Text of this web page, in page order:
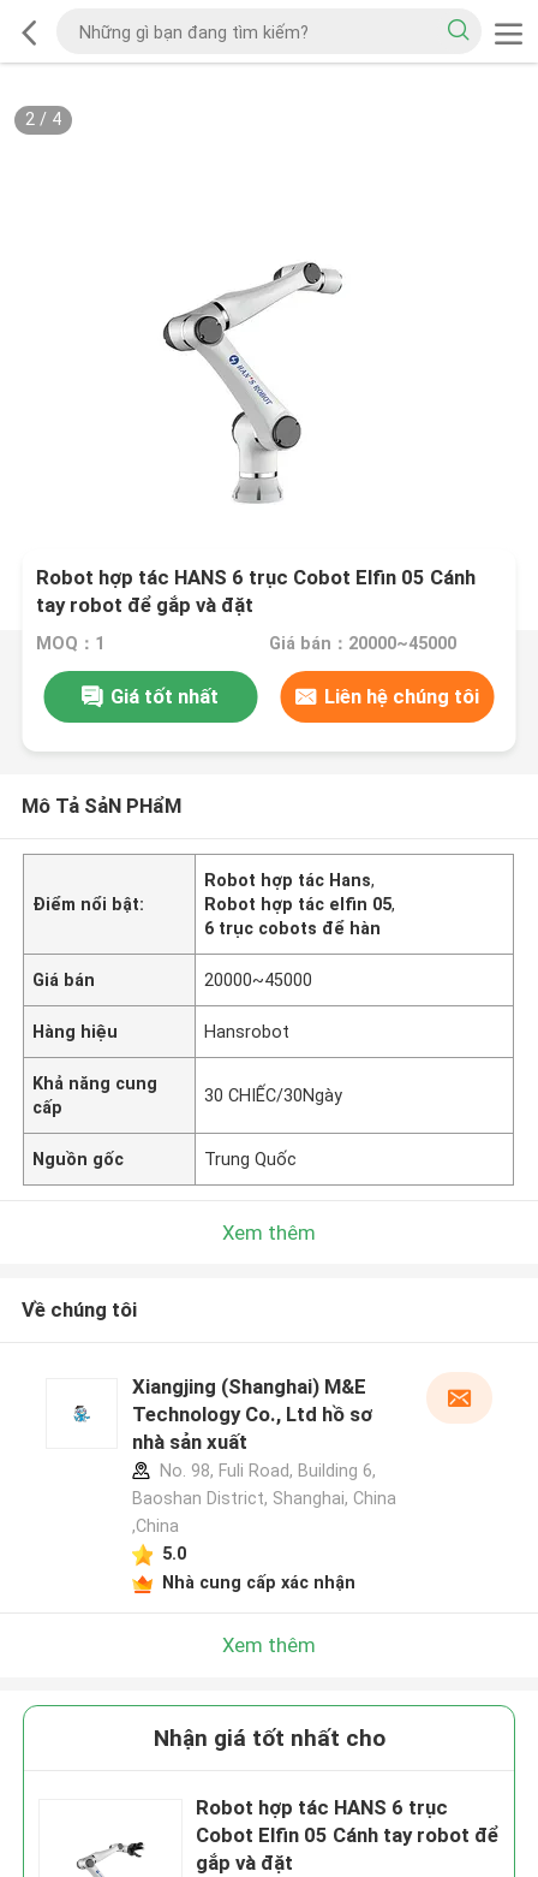
2/ 4
Robot hợp tác HANS 6 trục Cobot Elfin 05 Cánh
tay robot để gắp và đặt
MOQ：1 Giá bán：20000~45000
Giá tốt nhất Liên hệ chúng tôi
Mô Tả SảN PHẩM
Điểm nổi bật:
Robot hợp tác Hans,
Robot hợp tác elfin 05,
6 trục cobots để hàn
Giá bán 20000~45000
Hàng hiệu Hansrobot
Khả năng cung
cấp
30 CHIẾC/30Ngày
Nguồn gốc Trung Quốc
Xem thêm
Về chúng tôi
Xiangjing (Shanghai) M&E
Technology Co., Ltd hồ sơ
nhà sản xuất
No. 98, Fuli Road, Building 6,
Baoshan District, Shanghai, China
,China
5.0
Nhà cung cấp xác nhận
Xem thêm
Nhận giá tốt nhất cho
Robot hợp tác HANS 6 trục
Cobot Elfin 05 Cánh tay robot để
gắp và đặt